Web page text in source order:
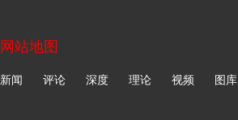
网站地图
新闻 评论 深度 理论 视频 图库